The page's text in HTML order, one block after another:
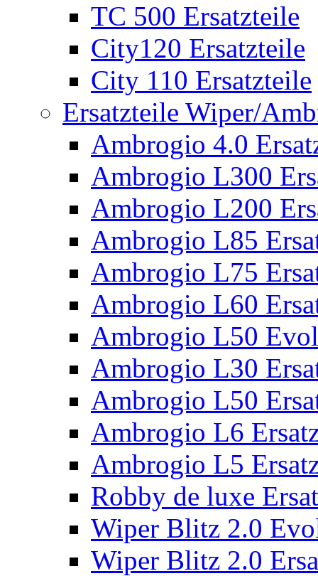
TC 500 Ersatzteile
City120 Ersatzteile
City 110 Ersatzteile
Ersatzteile Wiper/
Ambrogio 4.0
Ambrogio L300
Ambrogio L200
Ambrogio L85
Ambrogio L75
Ambrogio L60
Ambrogio L50
Ambrogio L30
Ambrogio L50
Ambrogio L6
Ambrogio L5
Robby de luxe
Wiper Blitz 2.0
Wiper Blitz 2.0